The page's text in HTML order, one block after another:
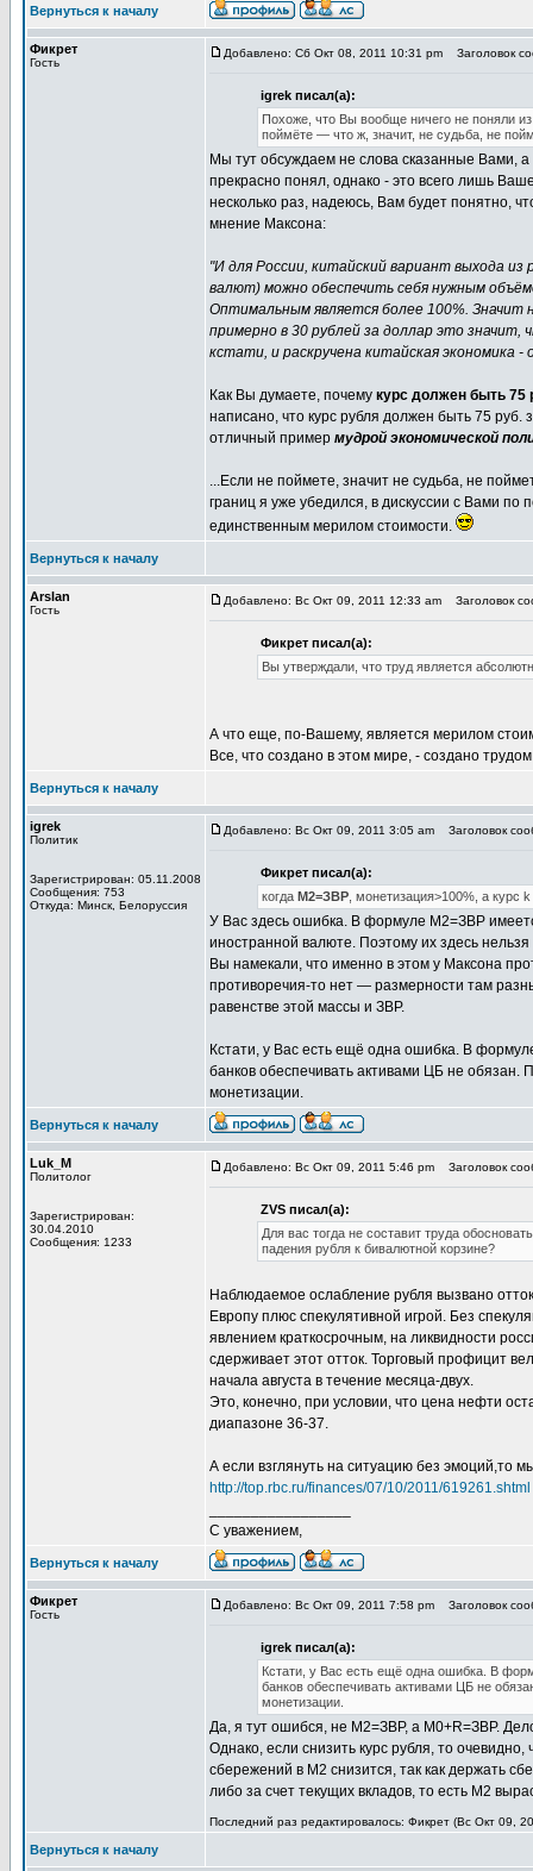
Вернуться к началу
Фикрет
Гость
Добавлено: Сб Окт 08, 2011 10:31 pm Заголовок
igrek писал(а):
Похоже, что Вы вообще ничего не поняли
поймёте — что ж, значит, не судьба, не
Мы тут обсуждаем не слова сказанные Вами,
прекрасно понял, однако - это всего лишь
несколько раз, надеюсь, Вам будет понятно,
мнение Максона:
"И для России, китайский вариант выхода
валют) можно обеспечить себя нужным
Оптимальным является более 100%. Значит
примерно в 30 рублей за доллар это
кстати, и раскручена китайская экономика
Как Вы думаете, почему курс должен быть 75
написано, что курс рубля должен быть 75 руб.
отличный пример мудрой экономической
...Если не поймете, значит не судьба, не
границ я уже убедился, в дискуссии с Вами по
единственным мерилом стоимости.
Вернуться к началу
Arslan
Гость
Добавлено: Вс Окт 09, 2011 12:33 am Заголовок
Фикрет писал(а):
Вы утверждали, что труд является
А что еще, по-Вашему, является мерилом
Все, что создано в этом мире, - создано
Вернуться к началу
igrek
Политик
Зарегистрирован: 05.11.2008
Сообщения: 753
Откуда: Минск, Белоруссия
Добавлено: Вс Окт 09, 2011 3:05 am Заголовок
Фикрет писал(а):
когда М2=ЗВР , монетизация>100%, а курс
У Вас здесь ошибка. В формуле М2=ЗВР
иностранной валюте. Поэтому их здесь
Вы намекали, что именно в этом у Максона
противоречия-то нет — размерности там
равенстве этой массы и ЗВР.
Кстати, у Вас есть ещё одна ошибка. В
банков обеспечивать активами ЦБ не
монетизации.
Вернуться к началу
Luk_M
Политолог
Зарегистрирован:
30.04.2010
Сообщения: 1233
Добавлено: Вс Окт 09, 2011 5:46 pm Заголовок
ZVS писал(а):
Для вас тогда не составит труда
падения рубля к бивалютной корзине?
Наблюдаемое ослабление рубля вызвано
Европу плюс спекулятивной игрой. Без
явлением краткосрочным, на ликвидности
сдерживает этот отток. Торговый профицит
начала августа в течение месяца-двух.
Это, конечно, при условии, что цена нефти
диапазоне 36-37.
А если взглянуть на ситуацию без эмоций,то
http://top.rbc.ru/finances/07/10/2011/619261.shtml
С уважением,
Вернуться к началу
Фикрет
Гость
Добавлено: Вс Окт 09, 2011 7:58 pm Заголовок
igrek писал(а):
Кстати, у Вас есть ещё одна ошибка. В
банков обеспечивать активами ЦБ не
монетизации.
Да, я тут ошибся, не М2=ЗВР, а М0+R=ЗВР.
Однако, если снизить курс рубля, то
сбережений в М2 снизится, так как держать
либо за счет текущих вкладов, то есть М2
Последний раз редактировалось: Фикрет (Вс Окт 09,
Вернуться к началу